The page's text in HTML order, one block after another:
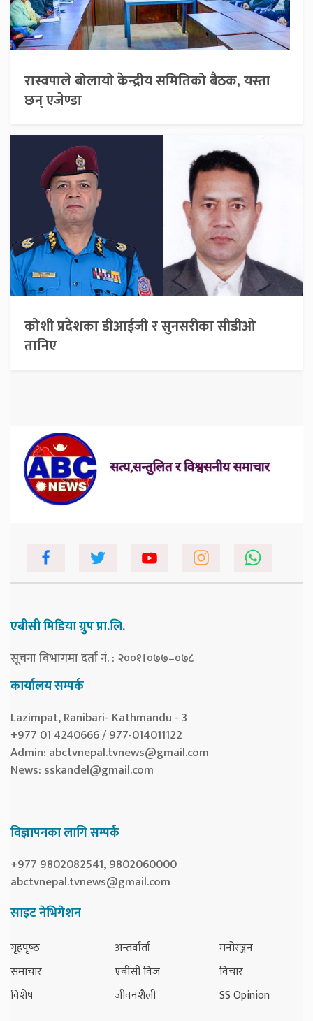
रास्वपाले बोलायो केन्द्रीय समितिको बैठक, यस्ता
छन् एजेण्डा
कोशी प्रदेशका डीआईजी र सुनसरीका सीडीओ
तानिए
एबीसी मिडिया ग्रुप प्रा.लि.
सूचना विभागमा दर्ता नं. : २००१।०७७–०७८
कार्यालय सम्पर्क
Lazimpat, Ranibari- Kathmandu - 3
+977 01 4240666 / 977-014011122
Admin: abctvnepal.tvnews@gmail.com
News: sskandel@gmail.com
विज्ञापनका लागि सम्पर्क
+977 9802082541, 9802060000
abctvnepal.tvnews@gmail.com
साइट नेभिगेशन
गृहपृष्‍ठ
समाचार
विशेष
अन्तर्वार्ता
एबीसी विज
जीवनशैली
मनोरञ्जन
विचार
SS Opinion